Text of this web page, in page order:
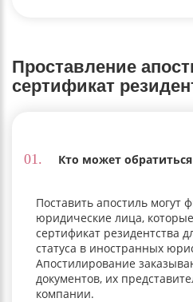
Проставление
сертификат
01. Кто может обратиться
Поставить апостиль могут
юридические лица,
сертификат резидентства
статуса в иностранных
Апостилирование
документов, их
компании.